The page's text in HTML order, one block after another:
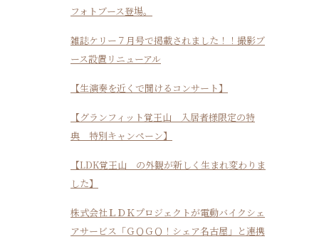
フォトブース登場。
雑誌ケリー７月号で掲載されました！！撮影ブ
ース設置リニューアル
【生演奏を近くで聞けるコンサート】
【グランフィット覚王山 入居者様限定の特
典 特別キャンペーン】
【LDK覚王山 の外観が新しく生まれ変わりま
した】
株式会社ＬＤＫプロジェクトが電動バイクシェ
アサービス「ＧＯＧＯ！シェア名古屋」と連携